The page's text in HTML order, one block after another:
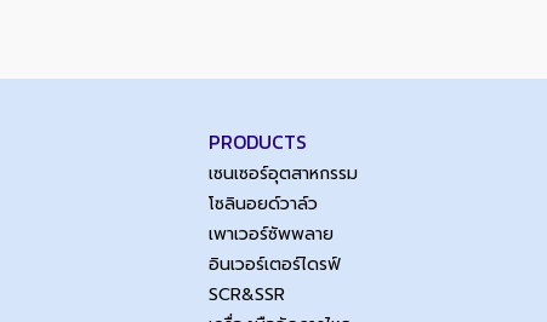
PRODUCTS
เซนเซอร์อุตสาหกรรม
โซลินอยด์วาล์ว
เพาเวอร์ซัพพลาย
อินเวอร์เตอร์ไดรฟ์
SCR&SSR